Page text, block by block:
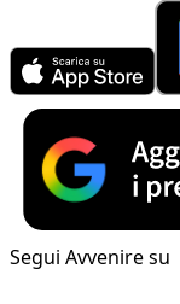
Segui Avvenire su